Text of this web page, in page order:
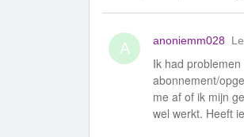
A anoniemm028
Ik had
abonnement/
me af of ik mijn
wel werkt. Heeft